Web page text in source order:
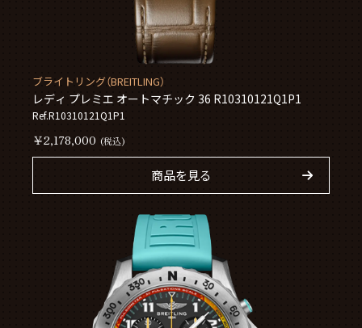
ブライトリング（BREITLING）
レディ プレミエ オートマチック 36 R10310121Q1P1
Ref.R10310121Q1P1
￥2,178,000 (税込)
商品を見る